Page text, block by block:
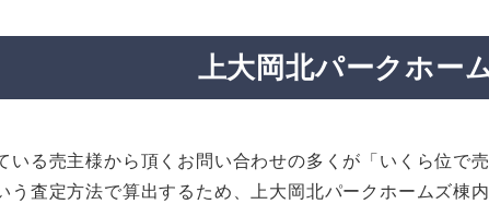
上大岡北パークホー
いる売主様から頂くお問い合わせの多くが「いくら位
う査定方法で算出するため、上大岡北パークホームズ棟